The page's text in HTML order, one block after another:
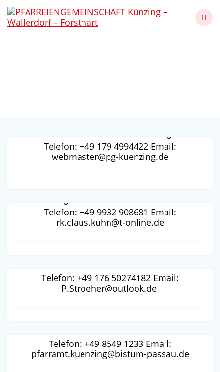
to
Telefon: +49 179 4994422 Email:
webmaster@pg-kuenzing.de
Telefon: +49 9932 908681 Email:
rk.claus.kuhn@t-online.de
Telefon: +49 176 50274182 Email:
P.Stroeher@outlook.de
Telefon: +49 8549 1233 Email:
pfarramt.kuenzing@bistum-passau.de